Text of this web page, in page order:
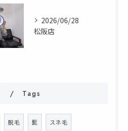
2026/06/28
松阪店
Tags
脱毛 髭 スネ毛